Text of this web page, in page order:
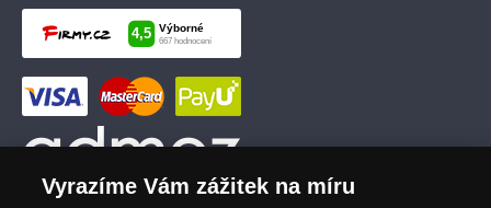
Vyrazíme Vám zážitek na míru